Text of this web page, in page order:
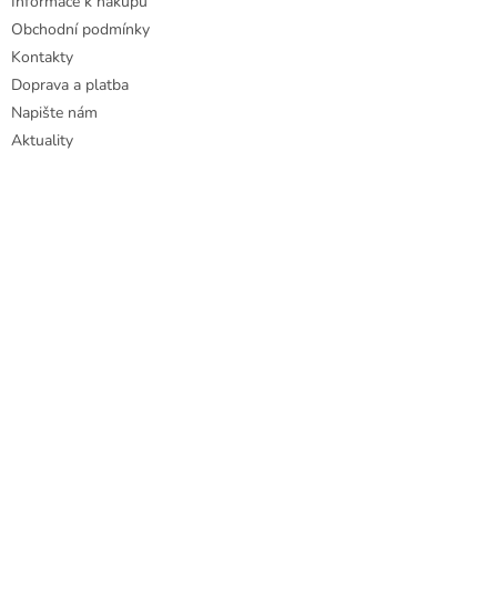
Obchodní podmínky
Kontakty
Doprava a platba
Napište nám
Aktuality